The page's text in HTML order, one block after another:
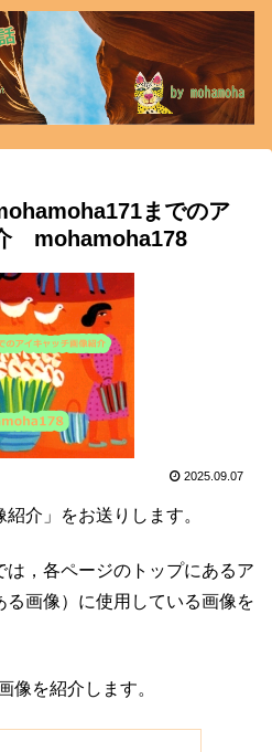
までのア
mohamoha178
2025.09.07
介」をお送りします。
は，各ページのトップにあるア
画像）に使用している画像を
像を紹介します。